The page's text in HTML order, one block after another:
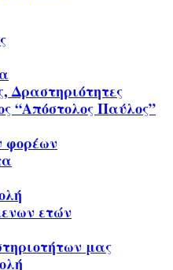
Δραστηριότητες
“Απόστολος Παύλος”
φορέων
ετών
μας